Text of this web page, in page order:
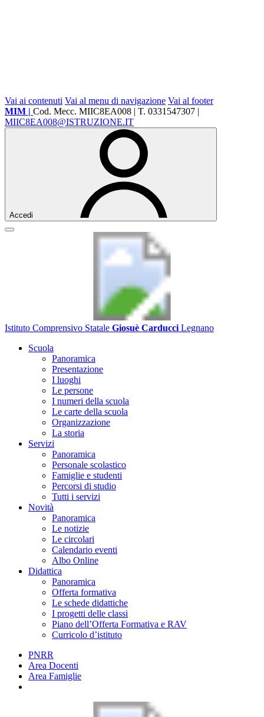
Vai ai contenuti Vai al menu di navigazione Vai al footer
MIM | Cod. Mecc. MIIC8EA008 | T. 0331547307 |
MIIC8EA008@ISTRUZIONE.IT
Accedi
Istituto Comprensivo Statale Giosuè Carducci Legnano
Scuola
Panoramica
Presentazione
I luoghi
Le persone
I numeri della scuola
Le carte della scuola
Organizzazione
La storia
Servizi
Panoramica
Personale scolastico
Famiglie e studenti
Percorsi di studio
Tutti i servizi
Novità
Panoramica
Le notizie
Le circolari
Calendario eventi
Albo Online
Didattica
Panoramica
Offerta formativa
Le schede didattiche
I progetti delle classi
Piano dell’Offerta Formativa e RAV
Curricolo d’istituto
PNRR
Area Docenti
Area Famiglie